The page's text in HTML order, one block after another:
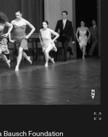
Bausch Foundation